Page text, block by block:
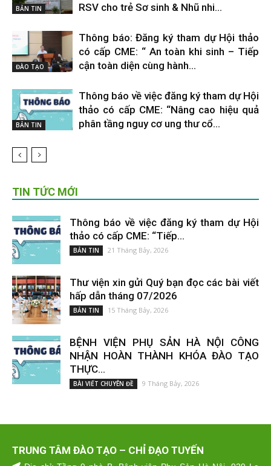
BẢN TIN
RSV cho trẻ Sơ sinh & Nhũ nhi...
ĐÀO TẠO
Thông báo: Đăng ký tham dự Hội thảo
có cấp CME: “ An toàn khi sinh – Tiếp
cận toàn diện cùng hành...
BẢN TIN
Thông báo về việc đăng ký tham dự Hội
thảo có cấp CME: “Nâng cao hiệu quả
phân tầng nguy cơ ung thư cổ...
TIN TỨC MỚI
Thông báo về việc đăng ký tham dự Hội
thảo có cấp CME: “Tiếp...
BẢN TIN 21 Tháng Bảy, 2026
Thư viện xin gửi Quý bạn đọc các bài viết
hấp dẫn tháng 07/2026
BẢN TIN 15 Tháng Bảy, 2026
BỆNH VIỆN PHỤ SẢN HÀ NỘI CÔNG
NHẬN HOÀN THÀNH KHÓA ĐÀO TẠO
THỰC...
BÀI VIẾT CHUYÊN ĐỀ 9 Tháng Bảy, 2026
TRUNG TÂM ĐÀO TẠO – CHỈ ĐẠO TUYẾN